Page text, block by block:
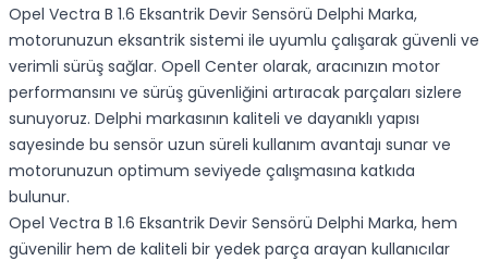
Opel Vectra B 1.6 Eksantrik Devir Sensörü Delphi Marka,
motorunuzun eksantrik sistemi ile uyumlu çalışarak güvenli ve
verimli sürüş sağlar. Opell Center olarak, aracınızın motor
performansını ve sürüş güvenliğini artıracak parçaları sizlere
sunuyoruz. Delphi markasının kaliteli ve dayanıklı yapısı
sayesinde bu sensör uzun süreli kullanım avantajı sunar ve
motorunuzun optimum seviyede çalışmasına katkıda
bulunur.
Opel Vectra B 1.6 Eksantrik Devir Sensörü Delphi Marka, hem
güvenilir hem de kaliteli bir yedek parça arayan kullanıcılar